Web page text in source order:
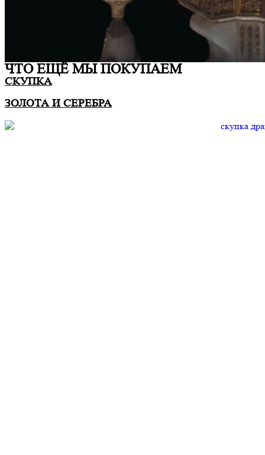
ЧТО ЕЩË МЫ ПОКУПАЕМ
СКУПКА
ЗОЛОТА И СЕРЕБРА